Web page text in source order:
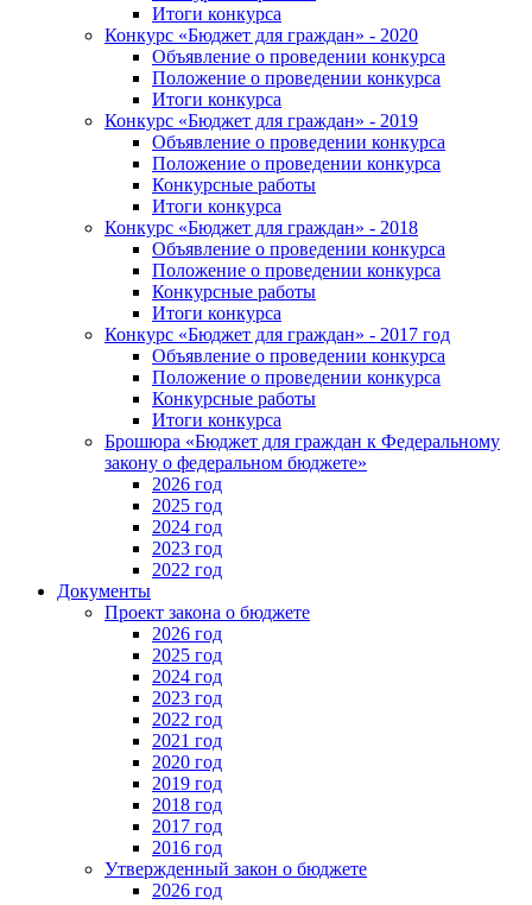
Итоги конкурса
Конкурс «Бюджет для граждан» - 2020
Объявление о проведении конкурса
Положение о проведении конкурса
Итоги конкурса
Конкурс «Бюджет для граждан» - 2019
Объявление о проведении конкурса
Положение о проведении конкурса
Конкурсные работы
Итоги конкурса
Конкурс «Бюджет для граждан» - 2018
Объявление о проведении конкурса
Положение о проведении конкурса
Конкурсные работы
Итоги конкурса
Конкурс «Бюджет для граждан» - 2017 год
Объявление о проведении конкурса
Положение о проведении конкурса
Конкурсные работы
Итоги конкурса
Брошюра «Бюджет для граждан к Федеральному
закону о федеральном бюджете»
2026 год
2025 год
2024 год
2023 год
2022 год
Документы
Проект закона о бюджете
2026 год
2025 год
2024 год
2023 год
2022 год
2021 год
2020 год
2019 год
2018 год
2017 год
2016 год
Утвержденный закон о бюджете
2026 год